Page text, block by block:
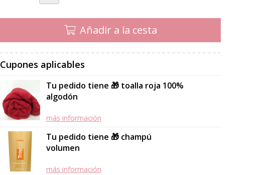
Añadir a la cesta
Cupones aplicables
Tu pedido tiene 🎁 toalla roja 100%
algodón
más información
Tu pedido tiene 🎁 champú
volumen
más información